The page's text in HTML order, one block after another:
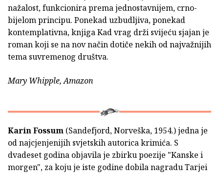
nažalost, funkcionira prema jednostavnijem, crno-
bijelom principu. Ponekad uzbudljiva, ponekad
kontemplativna, knjiga Kad vrag drži svijeću sjajan je
roman koji se na nov način dotiče nekih od najvažnijih
tema suvremenog društva.
Mary Whipple, Amazon
Karin Fossum (Sandefjord, Norveška, 1954.) jedna je
od najcjenjenijih svjetskih autorica krimića. S
dvadeset godina objavila je zbirku poezije "Kanske i
morgen", za koju je iste godine dobila nagradu Tarjei